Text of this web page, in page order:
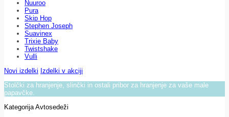
Nuuroo
Pura
Skip Hop
Stephen Joseph
Suavinex
Trixie Baby
Twistshake
Vulli
Novi izdelki Izdelki v akciji
Stolčki za hranjenje, slinčki in ostali pribor za hranjenje za vaše male
papavčke.
Kategorija Avtosedeži